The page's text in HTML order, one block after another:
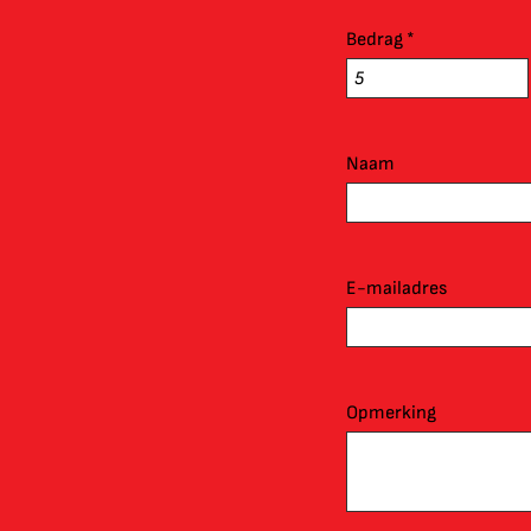
Bedrag *
Naam
E-mailadres
Opmerking